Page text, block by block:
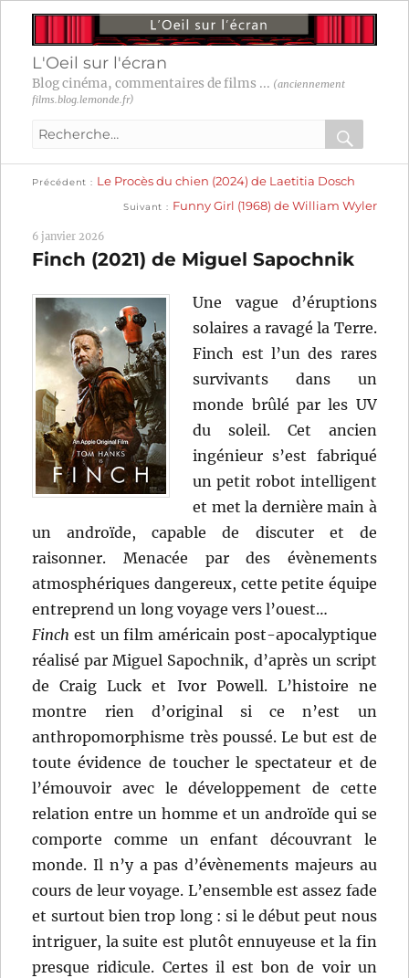
L'Oeil sur l'écran
Blog cinéma, commentaires de films ... (anciennement
films.blog.lemonde.fr)
Recherche
:
OK
Navigation
l’article
Précédent
précédente :
Le Procès du chien (2024) de Laetitia Dosch
Suivant
suivante :
Funny Girl (1968) de William Wyler
6 janvier 2026
Finch (2021) de Miguel Sapochnik
Une vague d’éruptions
solaires a ravagé la Terre.
Finch est l’un des rares
survivants dans un
monde brûlé par les UV
du soleil. Cet ancien
ingénieur s’est fabriqué
un petit robot intelligent
et met la dernière main à
un androïde, capable de discuter et de
raisonner. Menacée par des évènements
atmosphériques dangereux, cette petite équipe
entreprend un long voyage vers l’ouest…
Finch est un film américain post-apocalyptique
réalisé par Miguel Sapochnik, d’après un script
de Craig Luck et Ivor Powell. L’histoire ne
montre rien d’original si ce n’est un
anthropomorphisme très poussé. Le but est de
toute évidence de toucher le spectateur et de
l’émouvoir avec le développement de cette
relation entre un homme et un androïde qui se
comporte comme un enfant découvrant le
monde. Il n’y a pas d’évènements majeurs au
cours de leur voyage. L’ensemble est assez fade
et surtout bien trop long : si le début peut nous
intriguer, la suite est plutôt ennuyeuse et la fin
presque ridicule. Certes il est bon de voir un